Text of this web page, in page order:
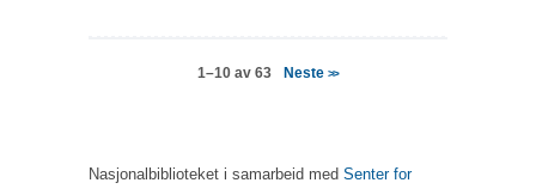
1–10 av 63 Neste>>
Nasjonalbiblioteket i samarbeid med Senter for